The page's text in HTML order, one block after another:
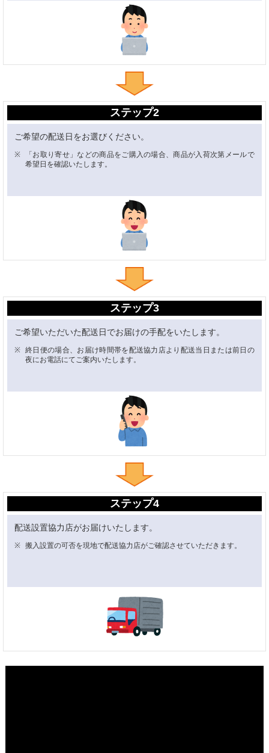
ステップ2
ご希望の配送日をお選びください。
「お取り寄せ」などの商品をご購入の場合、商品が入荷次第メールで
希望日を確認いたします。
ステップ3
ご希望いただいた配送日でお届けの手配をいたします。
終日便の場合、お届け時間帯を配送協力店より配送当日または前日の
夜にお電話にてご案内いたします。
ステップ4
配送設置協力店がお届けいたします。
搬入設置の可否を現地で配送協力店がご確認させていただきます。